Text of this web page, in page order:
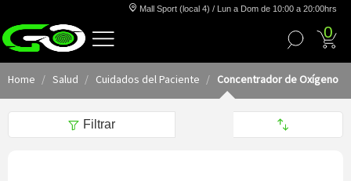
Mall Sport (local 4) / Lun a Dom de 10:00 a 20:00hrs
0
Home Salud Cuidados del Paciente Concentrador de Oxígeno
Filtrar